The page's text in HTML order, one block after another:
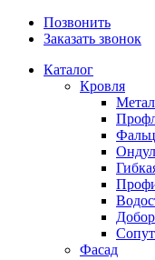
Позвонить
Заказать звонок
Каталог
Кровля
Фасад